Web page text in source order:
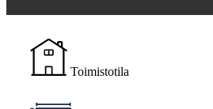
Toimistotila